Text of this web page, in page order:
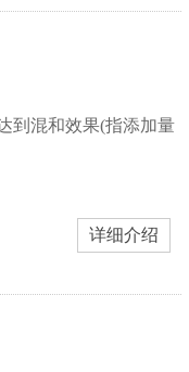
到混和效果(指添加量
详细介绍